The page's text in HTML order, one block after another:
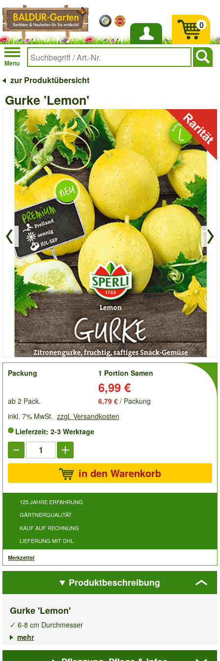
Anmelden
Menu
0
zur Produktübersicht
Gurke 'Lemon'
order
Packung
1 Portion Samen
6,99 €
ab 2 Pack. 6,79 € / Packung
inkl. 7% MwSt. zzgl. Versandkosten
Lieferzeit: 2-3 Werktage
in den Warenkorb
125 JAHRE ERFAHRUNG
GÄRTNERQUALITÄT
KAUF AUF RECHNUNG
LIEFERUNG MIT DHL
Merkzettel
Produktbeschreibung
Gurke 'Lemon'
✓ 6-8 cm Durchmesser
✓ Süß-fruchtiger Geschmack
mehr